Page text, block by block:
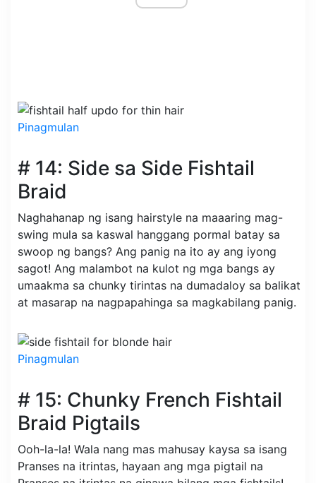
Pinagmulan
# 14: Side sa Side Fishtail
Braid
Naghahanap ng isang hairstyle na maaaring mag-
swing mula sa kaswal hanggang pormal batay sa
swoop ng bangs? Ang panig na ito ay ang iyong
sagot! Ang malambot na kulot ng mga bangs ay
umaakma sa chunky tirintas na dumadaloy sa balikat
at masarap na nagpapahinga sa magkabilang panig.
Pinagmulan
# 15: Chunky French Fishtail
Braid Pigtails
Ooh-la-la! Wala nang mas mahusay kaysa sa isang
Pranses na itrintas, hayaan ang mga pigtail na